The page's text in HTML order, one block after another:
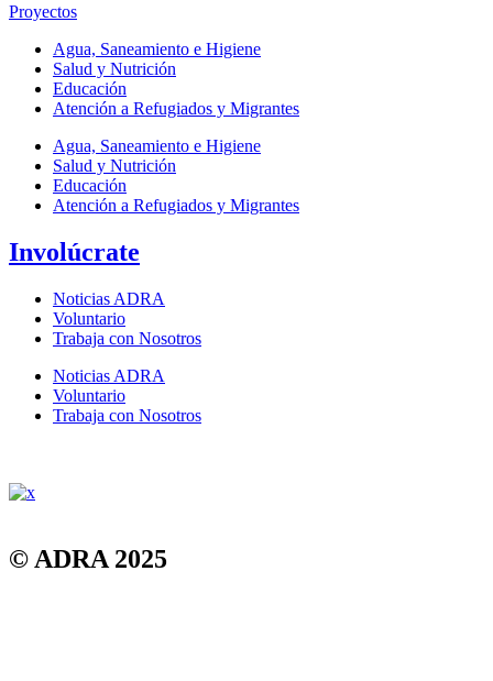
Proyectos
Agua, Saneamiento e Higiene
Salud y Nutrición
Educación
Atención a Refugiados y Migrantes
Agua, Saneamiento e Higiene
Salud y Nutrición
Educación
Atención a Refugiados y Migrantes
Involúcrate
Noticias ADRA
Voluntario
Trabaja con Nosotros
Noticias ADRA
Voluntario
Trabaja con Nosotros
© ADRA 2025